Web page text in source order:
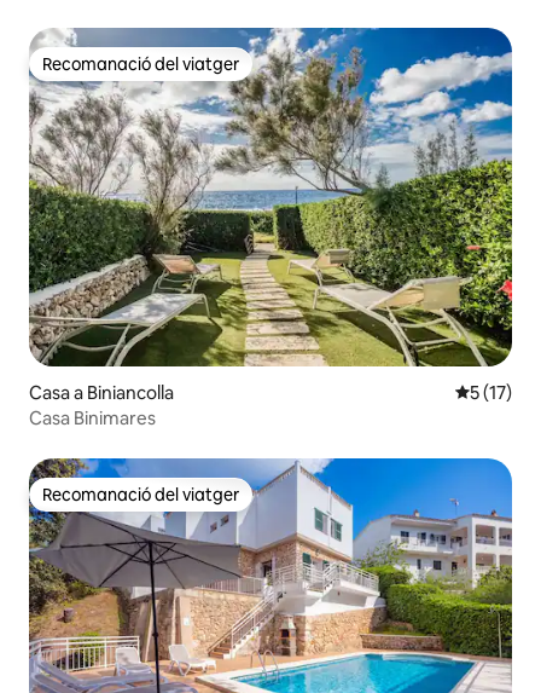
Recomanació del viatger
Recomanació del viatger
Casa a Biniancolla 5 de
5 (17)
Casa Binimares
Recomanació del viatger
Recomanació del viatger